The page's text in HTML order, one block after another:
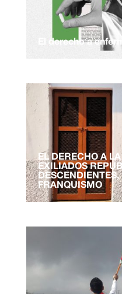
El derecho a
EL DERECHO A
EXILIADOS
FRANQUISMO